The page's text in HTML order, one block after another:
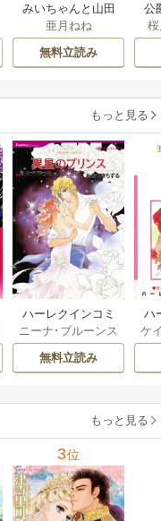
みいちゃんと山田
さん
亜月ねね
無料立読み
公
は
もっと見る
ハーレクインコミ
ックス セット 202
6年 vol.1063 1巻
ニーナ･ブルーンス
おおつきちずる
レベッカ･ヨーク
ーディ/海野みつる
サラ･ウッド/流
水凛子
無料立読み
ハ
ッ
ケ
ザ
もっと見る
3位